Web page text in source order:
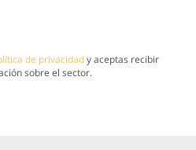
de privacidady aceptas recibir
sobre el sector.